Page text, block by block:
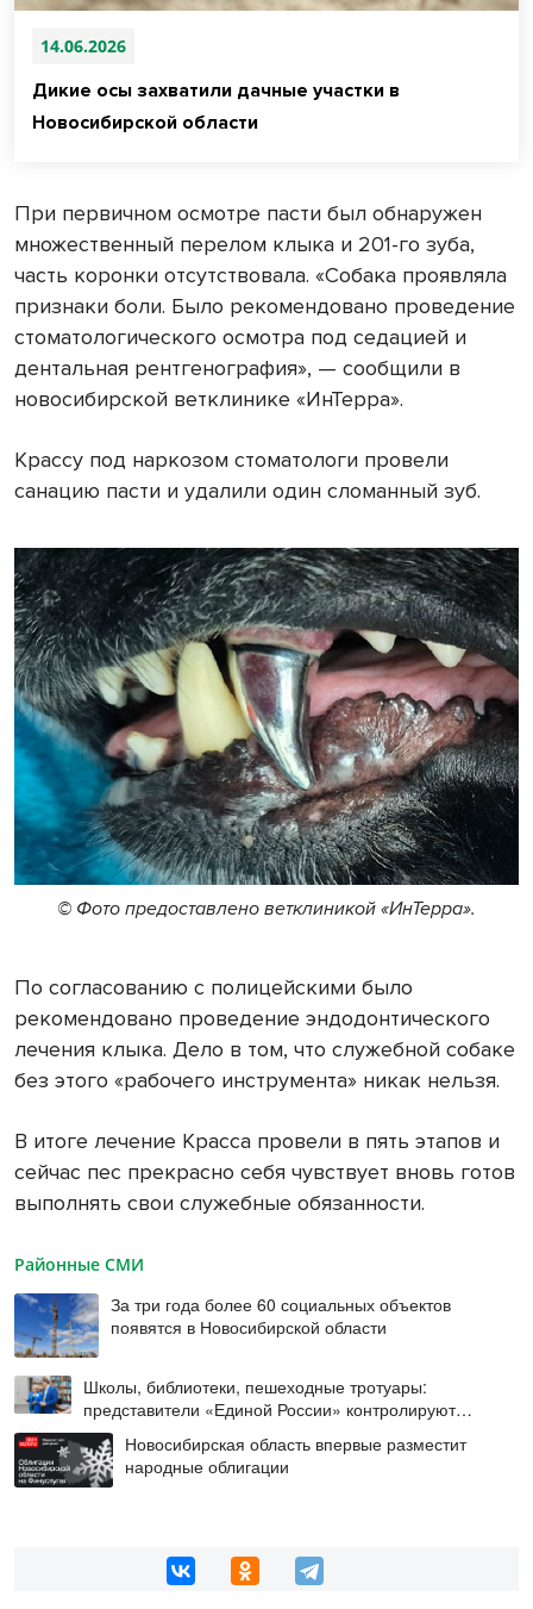
14.06.2026
Дикие осы захватили дачные участки в
Новосибирской области
При первичном осмотре пасти был обнаружен
множественный перелом клыка и 201-го зуба,
часть коронки отсутствовала. «Собака проявляла
признаки боли. Было рекомендовано проведение
стоматологического осмотра под седацией и
дентальная рентгенография», — сообщили в
новосибирской ветклинике «ИнТерра».
Крассу под наркозом стоматологи провели
санацию пасти и удалили один сломанный зуб.
© Фото предоставлено ветклиникой «ИнТерра».
По согласованию с полицейскими было
рекомендовано проведение эндодонтического
лечения клыка. Дело в том, что служебной собаке
без этого «рабочего инструмента» никак нельзя.
В итоге лечение Красса провели в пять этапов и
сейчас пес прекрасно себя чувствует вновь готов
выполнять свои служебные обязанности.
Районные СМИ
За три года более 60 социальных объектов
появятся в Новосибирской области
Школы, библиотеки, пешеходные тротуары:
представители «Единой России» контролируют
работы на социальных объектах
Новосибирская область впервые разместит
народные облигации